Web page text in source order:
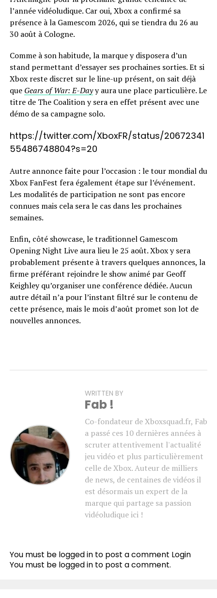
l’année vidéoludique. Car oui, Xbox a confirmé sa
présence à la Gamescom 2026, qui se tiendra du 26 au
30 août à Cologne.
Comme à son habitude, la marque y disposera d’un
stand permettant d’essayer ses prochaines sorties. Et si
Xbox reste discret sur le line-up présent, on sait déjà
que Gears of War: E-Dayy aura une place particulière. Le
titre de The Coalition y sera en effet présent avec une
démo de sa campagne solo.
https://twitter.com/XboxFR/status/20672341
55486748804?s=20
Autre annonce faite pour l’occasion : le tour mondial du
Xbox FanFest fera également étape sur l’événement.
Les modalités de participation ne sont pas encore
connues mais cela sera le cas dans les prochaines
semaines.
Enfin, côté showcase, le traditionnel Gamescom
Opening Night Live aura lieu le 25 août. Xbox y sera
probablement présente à travers quelques annonces, la
firme préférant rejoindre le show animé par Geoff
Keighley qu’organiser une conférence dédiée. Aucun
autre détail n’a pour l’instant filtré sur le contenu de
cette présence, mais le mois d’août promet son lot de
nouvelles annonces.
WRITTEN BY
Fab !
Co-fondateur de Xboxsquad.fr, Fab
a passé ces 10 dernières années à
scruter attentivement l'actualité
jeu vidéo et plus particulièrement
celle de Xbox. Auteur de milliers
de news, de centaines de vidéos il
est désormais un expert de la
marque qui partage sa passion
vidéoludique ici !
You must be logged in to post a comment Login
You must be logged in to post a comment.